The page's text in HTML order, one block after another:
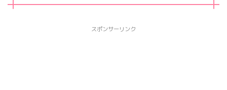
スポンサーリンク